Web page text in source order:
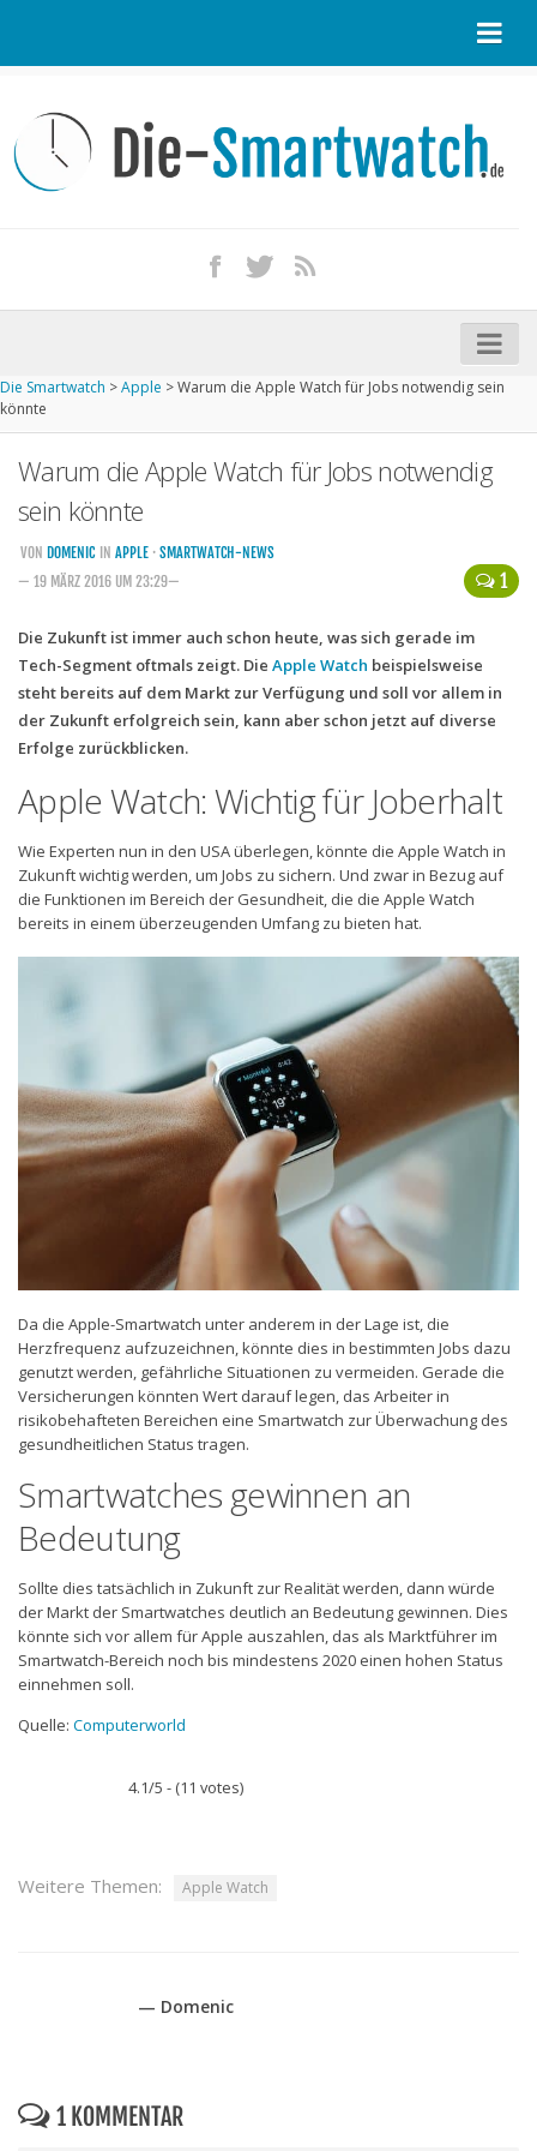
Kontakt / Tipp geben
Impressum
iPhone kaufen
Startseite
Kommende Smartwatches
Handytarife
Smartphonetarife
Datentarife
o2
Smartphonetarife
Datentarife
Flatrate-Prepaidtarife
Die Smartwatch >Apple >Warum die Apple Watch für Jobs notwendig sein
könnte
Warum die Apple Watch für Jobs notwendig
sein könnte
1
VON DOMENIC IN APPLE · SMARTWATCH-NEWS
— 19 MÄRZ 2016 UM 23:29—
Die Zukunft ist immer auch schon heute, was sich gerade im
Tech-Segment oftmals zeigt. Die Apple Watch beispielsweise
steht bereits auf dem Markt zur Verfügung und soll vor allem in
der Zukunft erfolgreich sein, kann aber schon jetzt auf diverse
Erfolge zurückblicken.
Apple Watch: Wichtig für Joberhalt
Wie Experten nun in den USA überlegen, könnte die Apple Watch in
Zukunft wichtig werden, um Jobs zu sichern. Und zwar in Bezug auf
die Funktionen im Bereich der Gesundheit, die die Apple Watch
bereits in einem überzeugenden Umfang zu bieten hat.
Da die Apple-Smartwatch unter anderem in der Lage ist, die
Herzfrequenz aufzuzeichnen, könnte dies in bestimmten Jobs dazu
genutzt werden, gefährliche Situationen zu vermeiden. Gerade die
Versicherungen könnten Wert darauf legen, das Arbeiter in
risikobehafteten Bereichen eine Smartwatch zur Überwachung des
gesundheitlichen Status tragen.
Smartwatches gewinnen an
Bedeutung
Sollte dies tatsächlich in Zukunft zur Realität werden, dann würde
der Markt der Smartwatches deutlich an Bedeutung gewinnen. Dies
könnte sich vor allem für Apple auszahlen, das als Marktführer im
Smartwatch-Bereich noch bis mindestens 2020 einen hohen Status
einnehmen soll.
Quelle: Computerworld
4.1/5 - (11 votes)
Weitere Themen: Apple Watch
— Domenic
1 KOMMENTAR